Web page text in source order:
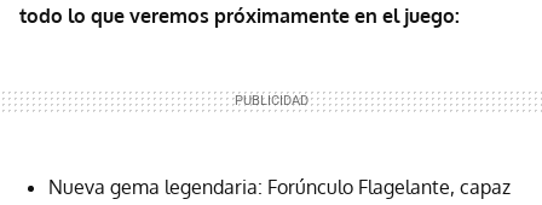
todo lo que veremos próximamente en el juego:
Nueva gema legendaria: Forúnculo Flagelante, capaz